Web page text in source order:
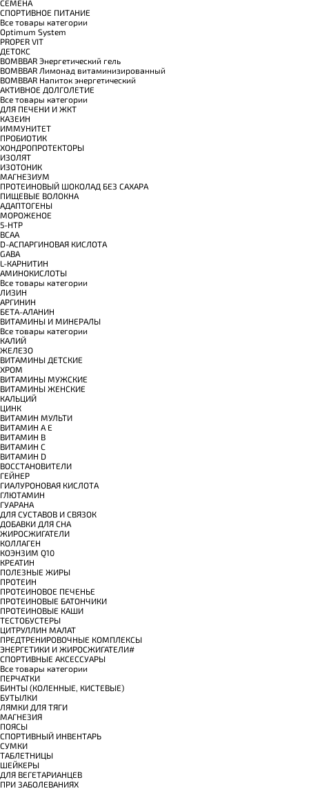
СЕМЕНА
СПОРТИВНОЕ ПИТАНИЕ
Все товары категории
Optimum System
PROPER VIT
ДЕТОКС
BOMBBAR Энергетический гель
BOMBBAR Лимонад витаминизированный
BOMBBAR Напиток энергетический
АКТИВНОЕ ДОЛГОЛЕТИЕ
Все товары категории
ДЛЯ ПЕЧЕНИ И ЖКТ
КАЗЕИН
ИММУНИТЕТ
ПРОБИОТИК
ХОНДРОПРОТЕКТОРЫ
ИЗОЛЯТ
ИЗОТОНИК
МАГНЕЗИУМ
ПРОТЕИНОВЫЙ ШОКОЛАД БЕЗ САХАРА
ПИЩЕВЫЕ ВОЛОКНА
АДАПТОГЕНЫ
МОРОЖЕНОЕ
5-HTP
BCAA
D-АСПАРГИНОВАЯ КИСЛОТА
GABA
L-КАРНИТИН
АМИНОКИСЛОТЫ
Все товары категории
ЛИЗИН
АРГИНИН
БЕТА-АЛАНИН
ВИТАМИНЫ И МИНЕРАЛЫ
Все товары категории
КАЛИЙ
ЖЕЛЕЗО
ВИТАМИНЫ ДЕТСКИЕ
ХРОМ
ВИТАМИНЫ МУЖСКИЕ
ВИТАМИНЫ ЖЕНСКИЕ
КАЛЬЦИЙ
ЦИНК
ВИТАМИН МУЛЬТИ
ВИТАМИН A E
ВИТАМИН B
ВИТАМИН C
ВИТАМИН D
ВОССТАНОВИТЕЛИ
ГЕЙНЕР
ГИАЛУРОНОВАЯ КИСЛОТА
ГЛЮТАМИН
ГУАРАНА
ДЛЯ СУСТАВОВ И СВЯЗОК
ДОБАВКИ ДЛЯ СНА
ЖИРОСЖИГАТЕЛИ
КОЛЛАГЕН
КОЭНЗИМ Q10
КРЕАТИН
ПОЛЕЗНЫЕ ЖИРЫ
ПРОТЕИН
ПРОТЕИНОВОЕ ПЕЧЕНЬЕ
ПРОТЕИНОВЫЕ БАТОНЧИКИ
ПРОТЕИНОВЫЕ КАШИ
ТЕСТОБУСТЕРЫ
ЦИТРУЛЛИН МАЛАТ
ПРЕДТРЕНИРОВОЧНЫЕ КОМПЛЕКСЫ
ЭНЕРГЕТИКИ И ЖИРОСЖИГАТЕЛИ#
СПОРТИВНЫЕ АКСЕССУАРЫ
Все товары категории
ПЕРЧАТКИ
БИНТЫ (КОЛЕННЫЕ, КИСТЕВЫЕ)
БУТЫЛКИ
ЛЯМКИ ДЛЯ ТЯГИ
МАГНЕЗИЯ
ПОЯСЫ
СПОРТИВНЫЙ ИНВЕНТАРЬ
СУМКИ
ТАБЛЕТНИЦЫ
ШЕЙКЕРЫ
ДЛЯ ВЕГЕТАРИАНЦЕВ
ПРИ ЗАБОЛЕВАНИЯХ